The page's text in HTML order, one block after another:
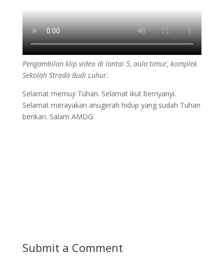
Pengambilan klip video di lantai 5, aula timur, komplek
Sekolah Strada Budi Luhur.
Selamat memuji Tuhan. Selamat ikut bernyanyi.
Selamat merayakan anugerah hidup yang sudah Tuhan
berikan. Salam AMDG.
Submit a Comment